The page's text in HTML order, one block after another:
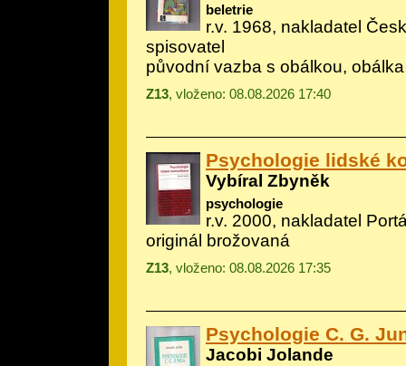
beletrie
r.v. 1968, nakladatel
spisovatel
původní vazba s obálkou,
Z13, vloženo: 08.08.2026 17:40
Psychologie lidské
Vybíral Zbyněk
psychologie
r.v. 2000, nakladatel
originál brožovaná
Z13, vloženo: 08.08.2026 17:35
Psychologie C. G.
Jacobi Jolande